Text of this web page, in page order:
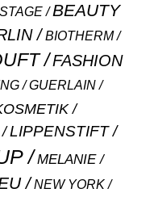
BEAUTY
BIOTHERM
FASHION
GUERLAIN
LIPPENSTIFT
MELANIE
NEW YORK